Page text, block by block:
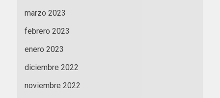
marzo 2023
febrero 2023
enero 2023
diciembre 2022
noviembre 2022